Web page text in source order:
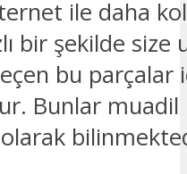
ile daha
bir şekilde size
bu parçalar
Bunlar muadil